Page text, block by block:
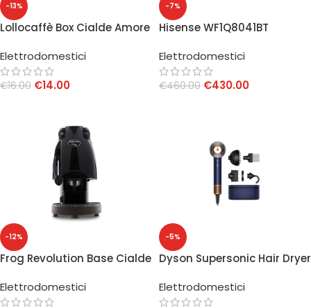
-13%
Lollocaffè Box Cialde Amore
Elettrodomestici
€16.00 €14.00
-7%
Hisense WF1Q8041BT
Classe A Titanium
Elettrodomestici
€460.00 €430.00
-12%
Frog Revolution Base Cialde
Elettrodomestici
-5%
Dyson Supersonic Hair Dryer
Elettrodomestici